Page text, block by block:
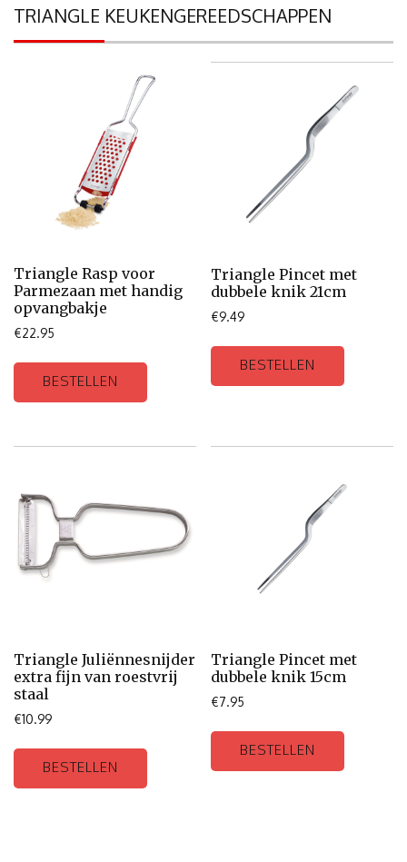
TRIANGLE KEUKENGEREEDSCHAPPEN
Triangle Rasp voor
Parmezaan met handig
opvangbakje
€22.95
BESTELLEN
Triangle Pincet met
dubbele knik 21cm
€9.49
BESTELLEN
Triangle Juliënnesnijder
extra fijn van roestvrij
staal
€10.99
BESTELLEN
Triangle Pincet met
dubbele knik 15cm
€7.95
BESTELLEN